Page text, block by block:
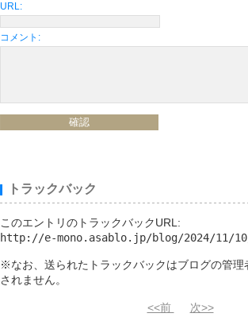
URL:
コメント:
トラックバック
このエントリのトラックバックURL:
http://e-mono.asablo.jp/blog/2024/11/
※なお、送られたトラックバックはブログの管理
されません。
<<前 次>>